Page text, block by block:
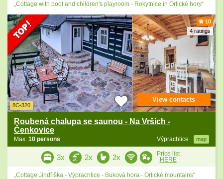
„Cottage with pool and children's playroom - Rokytnice in Orlické hory“
10
4 ratings
8C-320
Roubená chalupa se saunou - Na Vrších -
Čenkovice
Výprachtice map
Max. 10 persons
View contacts
3x 2x 2x
Price list
HERE
„Cottage Jindřiška - Výprachtice - Buková hora - Orlické mountains“